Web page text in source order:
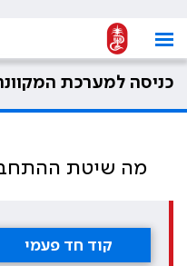
כניסה למערכת
מה שיטת
קוד חד פעמי